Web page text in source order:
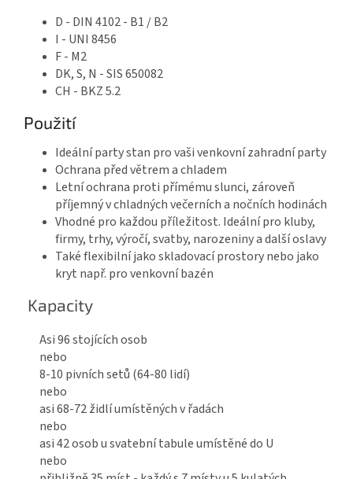
D - DIN 4102 - B1 / B2
I - UNI 8456
F - M2
DK, S, N - SIS 650082
CH - BKZ 5.2
Použití
Ideální party stan pro vaši venkovní zahradní party
Ochrana před větrem a chladem
Letní ochrana proti přímému slunci, zároveň
příjemný v chladných večerních a nočních hodinách
Vhodné pro každou příležitost. Ideální pro kluby,
firmy, trhy, výročí, svatby, narozeniny a další oslavy
Také flexibilní jako skladovací prostory nebo jako
kryt např. pro venkovní bazén
Kapacity
Asi 96 stojících osob
nebo
8-10 pivních setů (64-80 lidí)
nebo
asi 68-72 židlí umístěných v řadách
nebo
asi 42 osob u svatební tabule umístěné do U
nebo